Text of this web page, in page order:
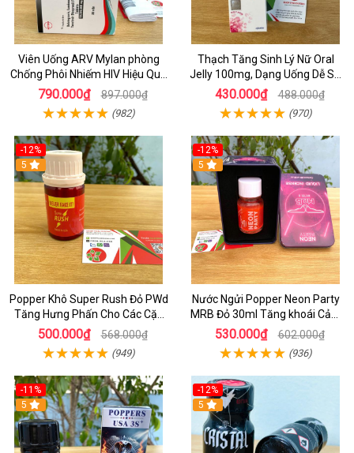
Viên Uống ARV Mylan phòng
Chống Phôi Nhiếm HIV Hiệu Quả
- Hộp 30 viên
790.000₫ 897.000₫
(982)
Thạch Tăng Sinh Lý Nữ Oral
Jelly 100mg, Dạng Uống Dễ Sử
Dụng Hộp 7 Gói
430.000₫ 488.000₫
(970)
-12%
5
Popper Khô Super Rush Đỏ PWd
Tăng Hưng Phấn Cho Các Cặp
Đôi
500.000₫ 568.000₫
(949)
-12%
5
Nước Ngửi Popper Neon Party
MRB Đỏ 30ml Tăng khoái Cảm
Mạnh Hộp THiếc
530.000₫ 602.000₫
(936)
-11%
5
-12%
5